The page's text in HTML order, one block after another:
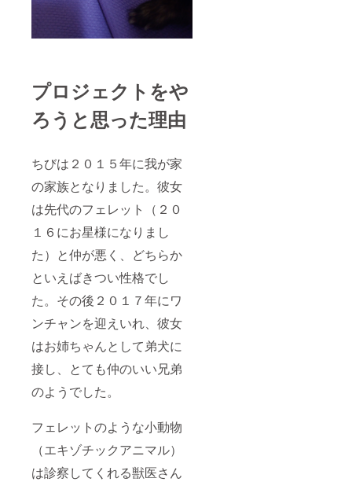
プロジェクトをや
ろうと思った理由
ちびは２０１５年に我が家
の家族となりました。彼女
は先代のフェレット（２０
１６にお星様になりまし
た）と仲が悪く、どちらか
といえばきつい性格でし
た。その後２０１７年にワ
ンチャンを迎えいれ、彼女
はお姉ちゃんとして弟犬に
接し、とても仲のいい兄弟
のようでした。
フェレットのような小動物
（エキゾチックアニマル）
は診察してくれる獣医さん